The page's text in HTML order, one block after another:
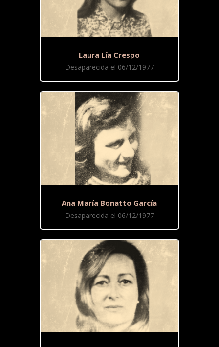
Laura Lía Crespo
Desaparecida el 06/12/1977
Ana María Bonatto García
Desaparecida el 06/12/1977